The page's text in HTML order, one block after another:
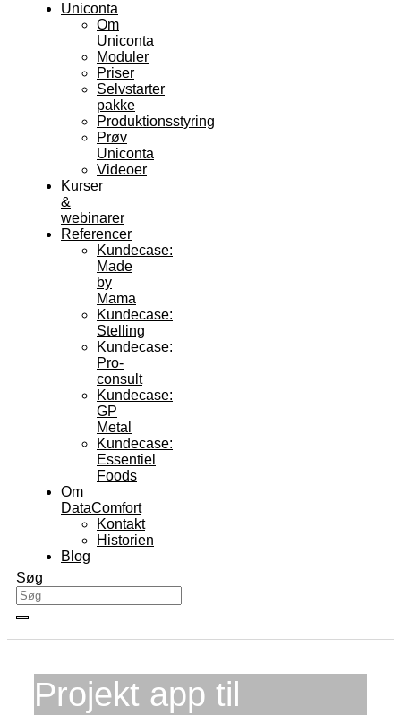
Uniconta
Om
Uniconta
Moduler
Priser
Selvstarter
pakke
Produktionsstyring
Prøv
Uniconta
Videoer
Kurser
&
webinarer
Referencer
Kundecase:
Made
by
Mama
Kundecase:
Stelling
Kundecase:
Pro-
consult
Kundecase:
GP
Metal
Kundecase:
Essentiel
Foods
Om
DataComfort
Kontakt
Historien
Blog
Søg
Projekt app til